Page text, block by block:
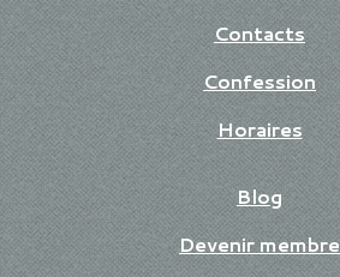
Contacts
Confession
Horaires
Blog
Devenir membre